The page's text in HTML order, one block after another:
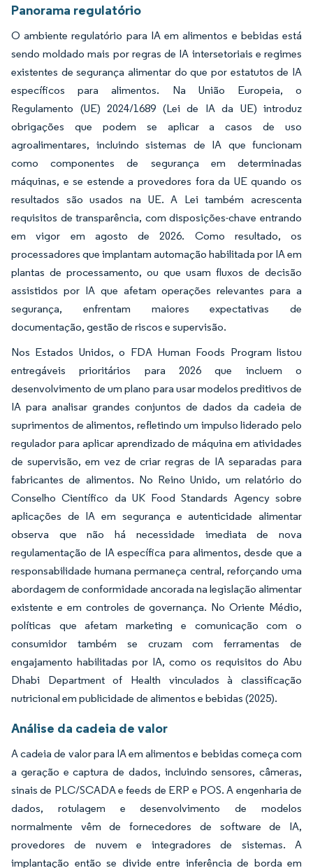
Panorama regulatório
O ambiente regulatório para IA em alimentos e bebidas está
sendo moldado mais por regras de IA intersetoriais e regimes
existentes de segurança alimentar do que por estatutos de IA
específicos para alimentos. Na União Europeia, o
Regulamento (UE) 2024/1689 (Lei de IA da UE) introduz
obrigações que podem se aplicar a casos de uso
agroalimentares, incluindo sistemas de IA que funcionam
como componentes de segurança em determinadas
máquinas, e se estende a provedores fora da UE quando os
resultados são usados na UE. A Lei também acrescenta
requisitos de transparência, com disposições-chave entrando
em vigor em agosto de 2026. Como resultado, os
processadores que implantam automação habilitada por IA em
plantas de processamento, ou que usam fluxos de decisão
assistidos por IA que afetam operações relevantes para a
segurança, enfrentam maiores expectativas de
documentação, gestão de riscos e supervisão.
Nos Estados Unidos, o FDA Human Foods Program listou
entregáveis prioritários para 2026 que incluem o
desenvolvimento de um plano para usar modelos preditivos de
IA para analisar grandes conjuntos de dados da cadeia de
suprimentos de alimentos, refletindo um impulso liderado pelo
regulador para aplicar aprendizado de máquina em atividades
de supervisão, em vez de criar regras de IA separadas para
fabricantes de alimentos. No Reino Unido, um relatório do
Conselho Científico da UK Food Standards Agency sobre
aplicações de IA em segurança e autenticidade alimentar
observa que não há necessidade imediata de nova
regulamentação de IA específica para alimentos, desde que a
responsabilidade humana permaneça central, reforçando uma
abordagem de conformidade ancorada na legislação alimentar
existente e em controles de governança. No Oriente Médio,
políticas que afetam marketing e comunicação com o
consumidor também se cruzam com ferramentas de
engajamento habilitadas por IA, como os requisitos do Abu
Dhabi Department of Health vinculados à classificação
nutricional em publicidade de alimentos e bebidas (2025).
Análise da cadeia de valor
A cadeia de valor para IA em alimentos e bebidas começa com
a geração e captura de dados, incluindo sensores, câmeras,
sinais de PLC/SCADA e feeds de ERP e POS. A engenharia de
dados, rotulagem e desenvolvimento de modelos
normalmente vêm de fornecedores de software de IA,
provedores de nuvem e integradores de sistemas. A
implantação então se divide entre inferência de borda em